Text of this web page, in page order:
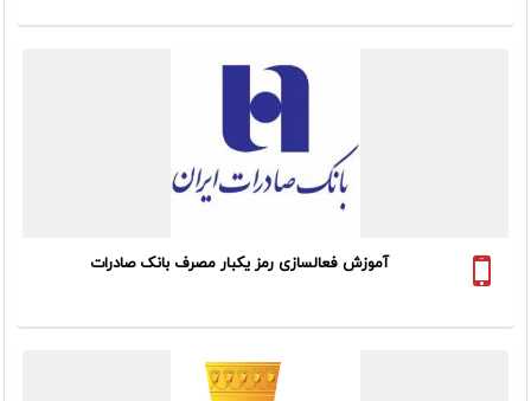
اهمیت این...
استفاده از رمز یکبار مصرف طبق بخشنامه بانک مرکزی از اول دی ماه
آموزش فعالسازی رمز یکبار مصرف بانک صادرات